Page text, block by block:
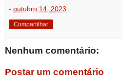
- outubro 14, 2023
Compartilhar
Nenhum comentário:
Postar um comentário